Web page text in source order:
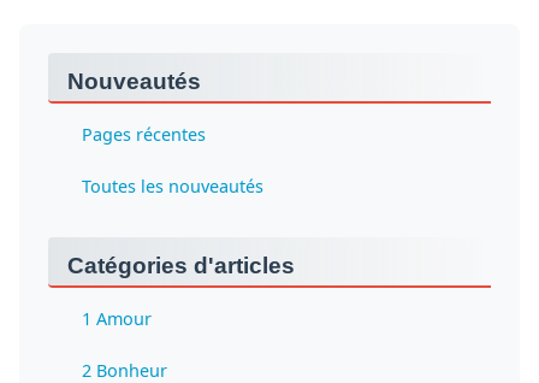
Nouveautés
Pages récentes
Toutes les nouveautés
Catégories d'articles
1 Amour
2 Bonheur